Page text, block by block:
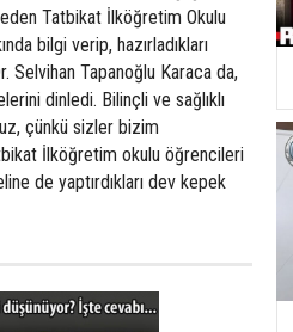
Tatbikat İlköğretim Okulu
bilgi verip, hazırladıkları
Selvihan Tapanoğlu Karaca da,
dinledi. Bilinçli ve sağlıklı
çünkü sizler bizim
İlköğretim okulu öğrencileri
de yaptırdıkları dev kepek